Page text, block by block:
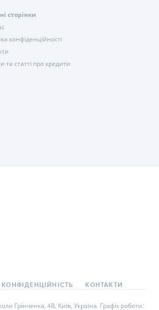
сторінки
конфіденційності
та статті про кредити
КОНФІДЕНЦІЙНІСТЬ КОНТАКТИ
Грінченка, 4В, Київ, Україна. Графік роботи: